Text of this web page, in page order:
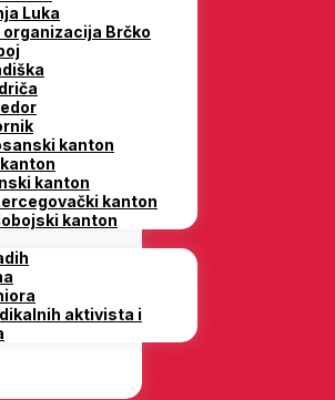
Luka
Brčko
kanton
kanton
kanton
kanton
aktivista i